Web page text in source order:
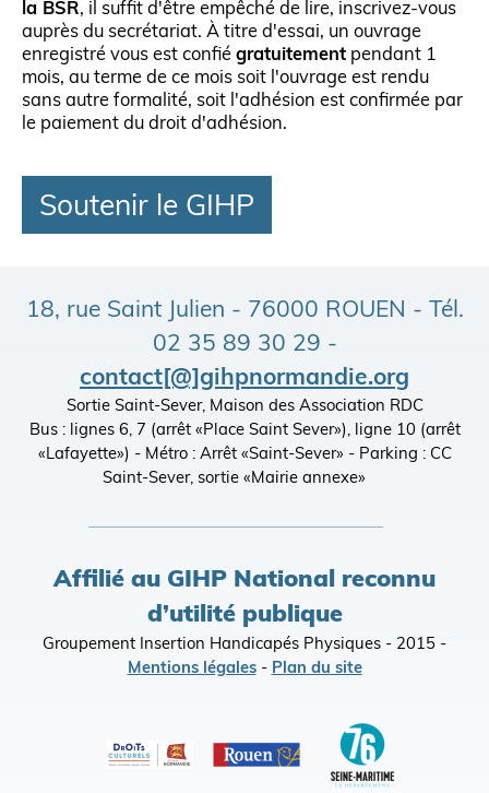
la BSR, il suffit d'être empêché de lire, inscrivez-vous
auprès du secrétariat. À titre d'essai, un ouvrage
enregistré vous est confié gratuitement pendant 1
mois, au terme de ce mois soit l'ouvrage est rendu
sans autre formalité, soit l'adhésion est confirmée par
le paiement du droit d'adhésion.
Soutenir le GIHP
18, rue Saint Julien - 76000 ROUEN - Tél.
02 35 89 30 29 -
contact[@]gihpnormandie.org
Sortie Saint-Sever, Maison des Association RDC
Bus : lignes 6, 7 (arrêt «Place Saint Sever»), ligne 10 (arrêt
«Lafayette») - Métro : Arrêt «Saint-Sever» - Parking : CC
Saint-Sever, sortie «Mairie annexe»
Affilié au GIHP National reconnu
d’utilité publique
Groupement Insertion Handicapés Physiques - 2015 -
Mentions légales- Plan du site